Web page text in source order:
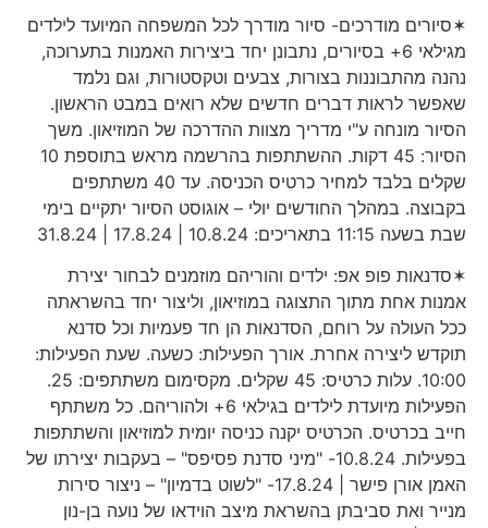
✶סיורים מודרכים- סיור מודרך לכל המשפחה המיועד לילדים
מגילאי 6+ בסיורים, נתבונן יחד ביצירות האמנות בתערוכה,
נהנה מהתבוננות בצורות, צבעים וטקסטורות, וגם נלמד
שאפשר לראות דברים חדשים שלא רואים במבט הראשון.
הסיור מונחה ע"י מדריך מצוות ההדרכה של המוזיאון. משך
הסיור: 45 דקות. ההשתתפות בהרשמה מראש בתוספת 10
שקלים בלבד למחיר כרטיס הכניסה. עד 40 משתתפים
בקבוצה. במהלך החודשים יולי – אוגוסט הסיור יתקיים בימי
שבת בשעה 11:15 בתאריכים: 10.8.24 | 17.8.24 | 31.8.24
✶סדנאות פופ אפ: ילדים והוריהם מוזמנים לבחור יצירת
אמנות אחת מתוך התצוגה במוזיאון, וליצור יחד בהשראתה
ככל העולה על רוחם, הסדנאות הן חד פעמיות וכל סדנא
תוקדש ליצירה אחרת. אורך הפעילות: כשעה. שעת הפעילות:
10:00. עלות כרטיס: 45 שקלים. מקסימום משתתפים: 25.
הפעילות מיועדת לילדים בגילאי 6+ ולהוריהם. כל משתתף
חייב בכרטיס. הכרטיס יקנה כניסה יומית למוזיאון והשתתפות
בפעילות. 10.8.24- "מיני סדנת פסיפס" – בעקבות יצירתו של
האמן אורן פישר | 17.8.24- "לשוט בדמיון" – ניצור סירות
מנייר ואת סביבתן בהשראת מיצב הוידאו של נועה בן-נון